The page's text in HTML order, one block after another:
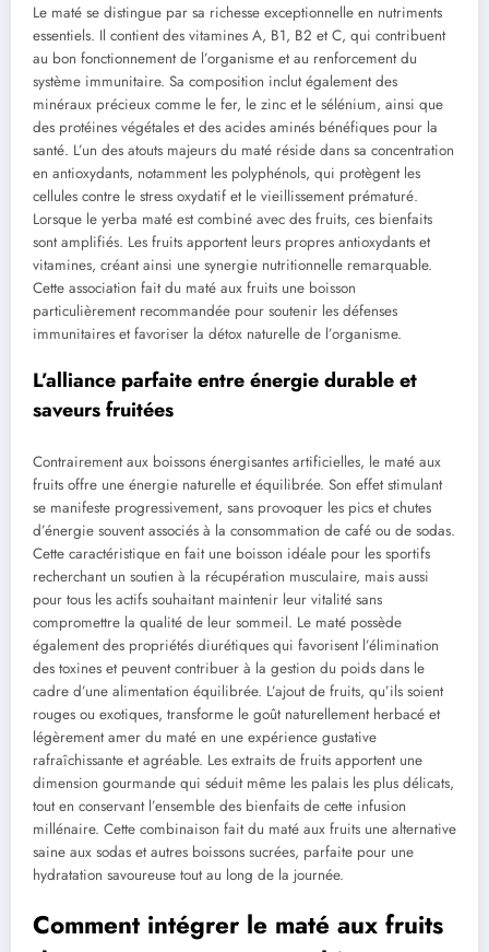
Le maté se distingue par sa richesse exceptionnelle en nutriments
essentiels. Il contient des vitamines A, B1, B2 et C, qui contribuent
au bon fonctionnement de l’organisme et au renforcement du
système immunitaire. Sa composition inclut également des
minéraux précieux comme le fer, le zinc et le sélénium, ainsi que
des protéines végétales et des acides aminés bénéfiques pour la
santé. L’un des atouts majeurs du maté réside dans sa concentration
en antioxydants, notamment les polyphénols, qui protègent les
cellules contre le stress oxydatif et le vieillissement prématuré.
Lorsque le yerba maté est combiné avec des fruits, ces bienfaits
sont amplifiés. Les fruits apportent leurs propres antioxydants et
vitamines, créant ainsi une synergie nutritionnelle remarquable.
Cette association fait du maté aux fruits une boisson
particulièrement recommandée pour soutenir les défenses
immunitaires et favoriser la détox naturelle de l’organisme.
L’alliance parfaite entre énergie durable et
saveurs fruitées
Contrairement aux boissons énergisantes artificielles, le maté aux
fruits offre une énergie naturelle et équilibrée. Son effet stimulant
se manifeste progressivement, sans provoquer les pics et chutes
d’énergie souvent associés à la consommation de café ou de sodas.
Cette caractéristique en fait une boisson idéale pour les sportifs
recherchant un soutien à la récupération musculaire, mais aussi
pour tous les actifs souhaitant maintenir leur vitalité sans
compromettre la qualité de leur sommeil. Le maté possède
également des propriétés diurétiques qui favorisent l’élimination
des toxines et peuvent contribuer à la gestion du poids dans le
cadre d’une alimentation équilibrée. L’ajout de fruits, qu’ils soient
rouges ou exotiques, transforme le goût naturellement herbacé et
légèrement amer du maté en une expérience gustative
rafraîchissante et agréable. Les extraits de fruits apportent une
dimension gourmande qui séduit même les palais les plus délicats,
tout en conservant l’ensemble des bienfaits de cette infusion
millénaire. Cette combinaison fait du maté aux fruits une alternative
saine aux sodas et autres boissons sucrées, parfaite pour une
hydratation savoureuse tout au long de la journée.
Comment intégrer le maté aux fruits